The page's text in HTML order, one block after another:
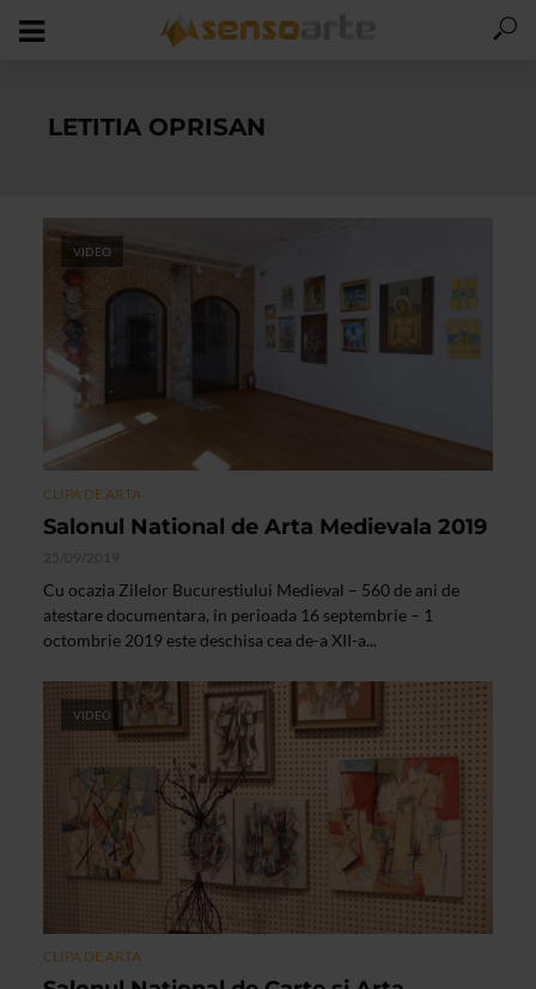
LETITIA OPRISAN
VIDEO
CLIPA DE ARTA
Salonul National de Arta Medievala 2019
25/09/2019
Cu ocazia Zilelor Bucurestiului Medieval – 560 de ani de
atestare documentara, in perioada 16 septembrie – 1
octombrie 2019 este deschisa cea de-a XII-a...
VIDEO
CLIPA DE ARTA